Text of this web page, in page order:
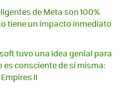
de Meta son 100%
tiene un impacto inmediato
tuvo una idea genial para
es consciente de sí misma:
II